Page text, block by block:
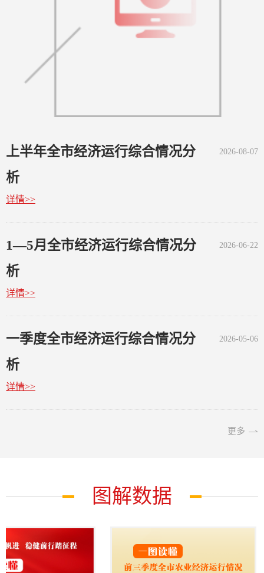
上半年全市经济运行综合情况分
析
详情>>
2026-08-07
1—5月全市经济运行综合情况分
析
详情>>
2026-06-22
一季度全市经济运行综合情况分
析
详情>>
2026-05-06
更多
图解数据